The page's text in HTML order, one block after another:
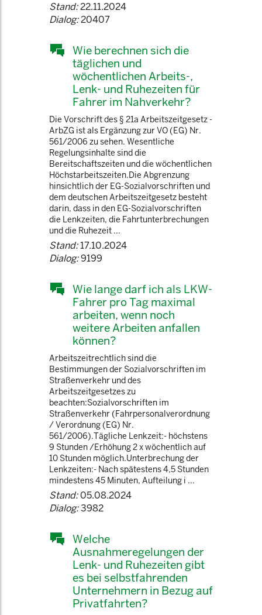
Stand:22.11.2024
Dialog:20407
Wie berechnen sich die
täglichen und
wöchentlichen Arbeits-,
Lenk- und Ruhezeiten für
Fahrer im Nahverkehr?
Die Vorschrift des § 21a Arbeitszeitgesetz -
ArbZG ist als Ergänzung zur VO (EG) Nr.
561/2006 zu sehen. Wesentliche
Regelungsinhalte sind die
Bereitschaftszeiten und die wöchentlichen
Höchstarbeitszeiten.Die Abgrenzung
hinsichtlich der EG-Sozialvorschriften und
dem deutschen Arbeitszeitgesetz besteht
darin, dass in den EG-Sozialvorschriften
die Lenkzeiten, die Fahrtunterbrechungen
und die Ruhezeit ...
Stand:17.10.2024
Dialog:9199
Wie lange darf ich als LKW-
Fahrer pro Tag maximal
arbeiten, wenn noch
weitere Arbeiten anfallen
können?
Arbeitszeitrechtlich sind die
Bestimmungen der Sozialvorschriften im
Straßenverkehr und des
Arbeitszeitgesetzes zu
beachten:Sozialvorschriften im
Straßenverkehr (Fahrpersonalverordnung
/ Verordnung (EG) Nr.
561/2006).Tägliche Lenkzeit:- höchstens
9 Stunden /Erhöhung 2 x wöchentlich auf
10 Stunden möglich.Unterbrechung der
Lenkzeiten:- Nach spätestens 4,5 Stunden
mindestens 45 Minuten, Aufteilung i ...
Stand:05.08.2024
Dialog:3982
Welche
Ausnahmeregelungen der
Lenk- und Ruhezeiten gibt
es bei selbstfahrenden
Unternehmern in Bezug auf
Privatfahrten?